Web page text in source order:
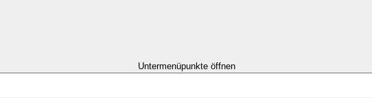
Untermenüpunkte öffnen